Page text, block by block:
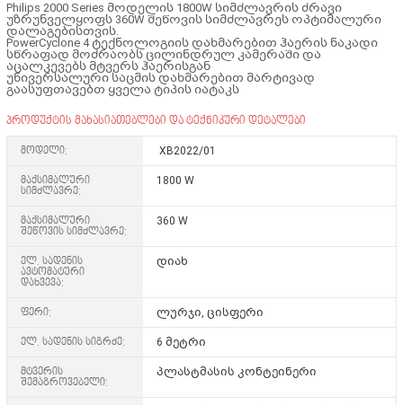
Philips 2000 Series მოდელის 1800W სიმძლავრის ძრავი
უზრუნველყოფს 360W შეწოვის სიმძლავრეს ოპტიმალური
დალაგებისთვის.
PowerCyclone 4 ტექნოლოგიის დახმარებით ჰაერის ნაკადი
სწრაფად მოძრაობს ცილინდრულ კამერაში და
აცალკევებს მტვერს ჰაერისგან
უნივერსალური საცმის დახმარებით მარტივად
გაასუფთავებთ ყველა ტიპის იატაკს
პროდუქტის მახასიათებლები და ტექნიკური დეტალები
მოდელი: XB2022/01
მაქსიმალური
სიმძლავრე:
1800 W
მაქსიმალური
შეწოვის სიმძლავრე:
360 W
ელ. სადენის
ავტომატური
დახვევა:
დიახ
ფერი: ლურჯი, ცისფერი
ელ. სადენის სიგრძე: 6 მეტრი
მტვერის
შემაგროვებელი:
პლასტმასის კონტეინერი